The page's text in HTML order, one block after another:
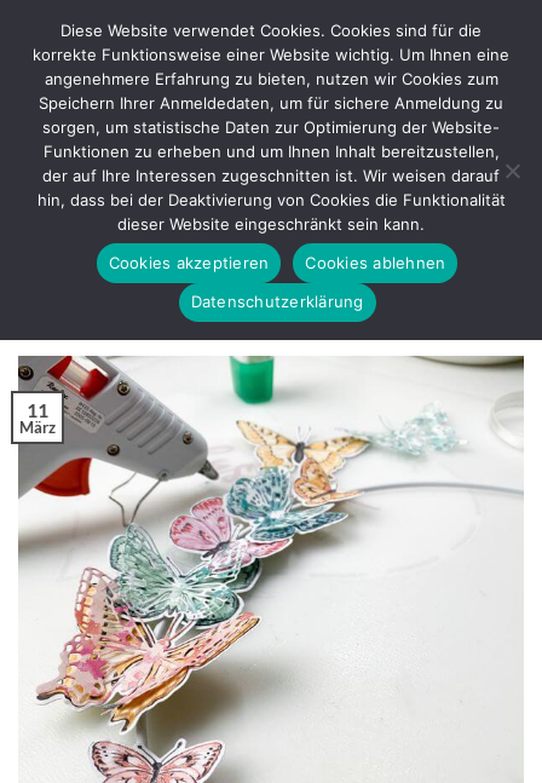
Inhalt
springen
SCHLAGWORT-ARCHIVE:OSTERDEKO
BASTELANLEITUNG
Kranz mit den Fabelhaften Faltern –
Butterfly Brilliance
VERÖFFENTLICHT AM VON
11
März
Diese Website verwendet Cookies. Cookies sind für die
korrekte Funktionsweise einer Website wichtig. Um Ihnen eine
angenehmere Erfahrung zu bieten, nutzen wir Cookies zum
Speichern Ihrer Anmeldedaten, um für sichere Anmeldung zu
sorgen, um statistische Daten zur Optimierung der Website-
Funktionen zu erheben und um Ihnen Inhalt bereitzustellen,
der auf Ihre Interessen zugeschnitten ist. Wir weisen darauf
hin, dass bei der Deaktivierung von Cookies die Funktionalität
dieser Website eingeschränkt sein kann.
Cookies akzeptieren
Cookies ablehnen
Datenschutzerklärung